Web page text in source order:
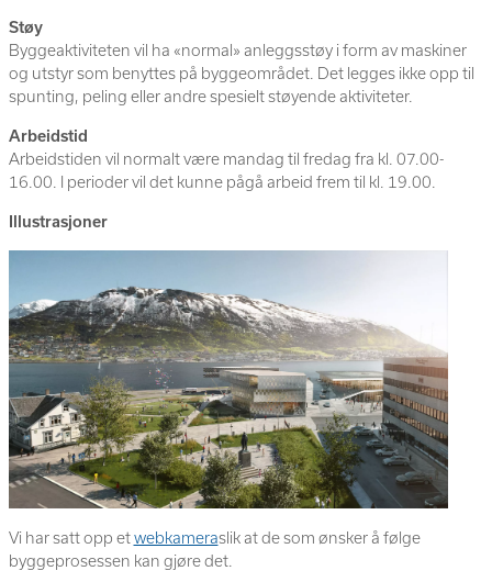
Støy
Byggeaktiviteten vil ha «normal» anleggsstøy i form av maskiner
og utstyr som benyttes på byggeområdet. Det legges ikke opp til
spunting, peling eller andre spesielt støyende aktiviteter.
Arbeidstid
Arbeidstiden vil normalt være mandag til fredag fra kl. 07.00-
16.00. I perioder vil det kunne pågå arbeid frem til kl. 19.00.
Illustrasjoner
Vi har satt opp etwebkameraslik at de som ønsker å følge
byggeprosessen kan gjøre det.